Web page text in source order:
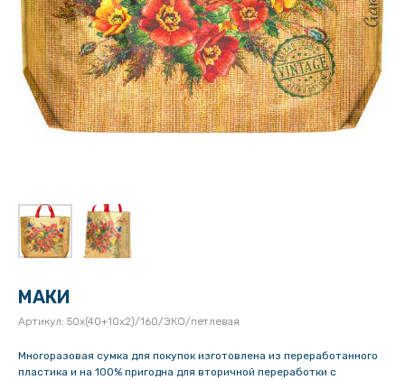
МАКИ
Артикул: 50х(40+10х2)/160/ЭКО/петлевая
Многоразовая сумка для покупок изготовлена из переработанного
пластика и на 100% пригодна для вторичной переработки с